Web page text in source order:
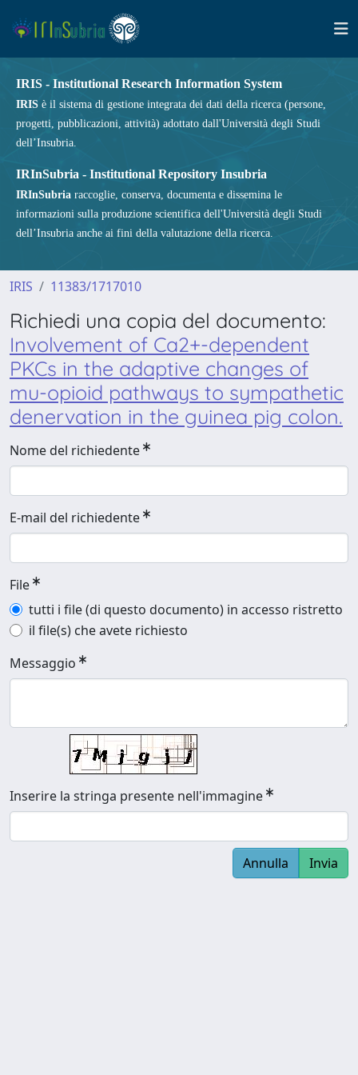
IRIS - Institutional Research Information System
IRIS è il sistema di gestione integrata dei dati della ricerca (persone,
progetti, pubblicazioni, attività) adottato dall'Università degli Studi
dell’Insubria.
IRInSubria - Institutional Repository Insubria
IRInSubria raccoglie, conserva, documenta e dissemina le
informazioni sulla produzione scientifica dell'Università degli Studi
dell’Insubria anche ai fini della valutazione della ricerca.
IRIS 11383/1717010
Richiedi una copia del documento:
Involvement of Ca2+-dependent
PKCs in the adaptive changes of
mu-opioid pathways to sympathetic
denervation in the guinea pig colon.
Nome del richiedente
E-mail del richiedente
File
tutti i file (di questo documento) in accesso ristretto
il file(s) che avete richiesto
Messaggio
Inserire la stringa presente nell'immagine
Annulla Invia